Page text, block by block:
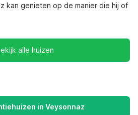
kan genieten op de manier die hij of
alle huizen
in Veysonnaz